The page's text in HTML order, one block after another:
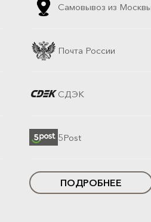
Самовывоз из
Почта России
СДЭК
5Post
ПОДРОБНЕЕ